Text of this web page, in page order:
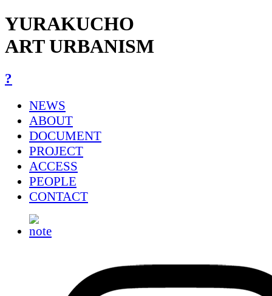
YURAKUCHO
ART URBANISM
?
NEWS
ABOUT
DOCUMENT
PROJECT
ACCESS
PEOPLE
CONTACT